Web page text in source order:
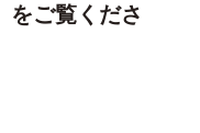
をご覧くださ